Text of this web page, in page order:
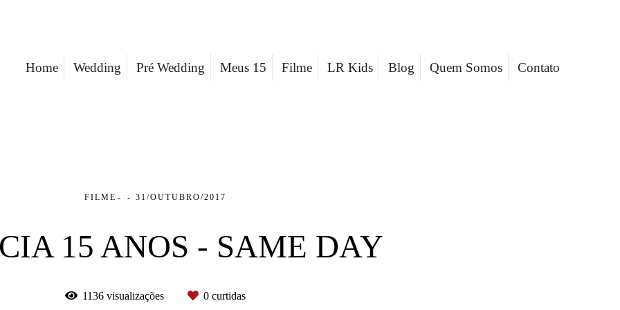
Home Wedding Pré Wedding Meus 15 Filme LR Kids Blog Quem Somos Contato
FILME 31/OUTUBRO/2017
15 ANOS - SAME DAY
1136visualizações 0curtidas